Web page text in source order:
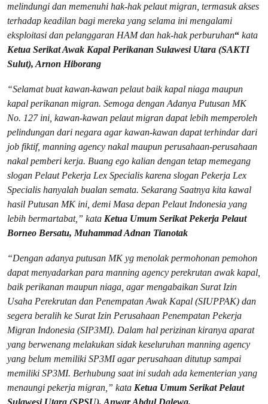
melindungi dan memenuhi hak-hak pelaut migran, termasuk akses
terhadap keadilan bagi mereka yang selama ini mengalami
eksploitasi dan pelanggaran HAM dan hak-hak perburuhan“ kata
Ketua Serikat Awak Kapal Perikanan Sulawesi Utara (SAKTI
Sulut), Arnon Hiborang
“Selamat buat kawan-kawan pelaut baik kapal niaga maupun
kapal perikanan migran. Semoga dengan Adanya Putusan MK
No. 127 ini, kawan-kawan pelaut migran dapat lebih memperoleh
pelindungan dari negara agar kawan-kawan dapat terhindar dari
job fiktif, manning agency nakal maupun perusahaan-perusahaan
nakal pemberi kerja. Buang ego kalian dengan tetap memegang
slogan Pelaut Pekerja Lex Specialis karena slogan Pekerja Lex
Specialis hanyalah bualan semata. Sekarang Saatnya kita kawal
hasil Putusan MK ini, demi Masa depan Pelaut Indonesia yang
lebih bermartabat,” kata Ketua Umum Serikat Pekerja Pelaut
Borneo Bersatu, Muhammad Adnan Tianotak
“Dengan adanya putusan MK yg menolak permohonan pemohon
dapat menyadarkan para manning agency perekrutan awak kapal,
baik perikanan maupun niaga, agar mengabaikan Surat Izin
Usaha Perekrutan dan Penempatan Awak Kapal (SIUPPAK) dan
segera beralih ke Surat Izin Perusahaan Penempatan Pekerja
Migran Indonesia (SIP3MI). Dalam hal perizinan kiranya aparat
yang berwenang melakukan sidak keseluruhan manning agency
yang belum memiliki SP3MI agar perusahaan ditutup sampai
memiliki SP3MI. Berhubung saat ini sudah ada kementerian yang
menaungi pekerja migran,” kata Ketua Umum Serikat Pelaut